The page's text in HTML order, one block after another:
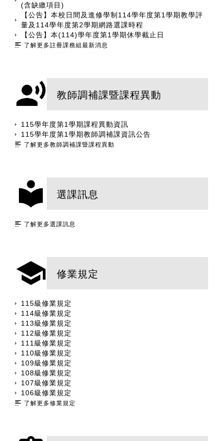
(含缺繳項目)
【公告】本校日間及進修學制114學年度第1學期教學評
量及114學年度第2學期網路選課時程
【公告】本(114)學年度第1學期休學截止日
了解更多註冊課務組最新消息
教師調補課暨課程異動
115學年度第1學期課程異動資訊
115學年度第1學期教師調補課資訊公告
了解更多教師調補課暨課程異動
選課訊息
了解更多選課訊息
修業規定
115級修業規定
114級修業規定
113級修業規定
112級修業規定
111級修業規定
110級修業規定
109級修業規定
108級修業規定
107級修業規定
106級修業規定
了解更多修業規定